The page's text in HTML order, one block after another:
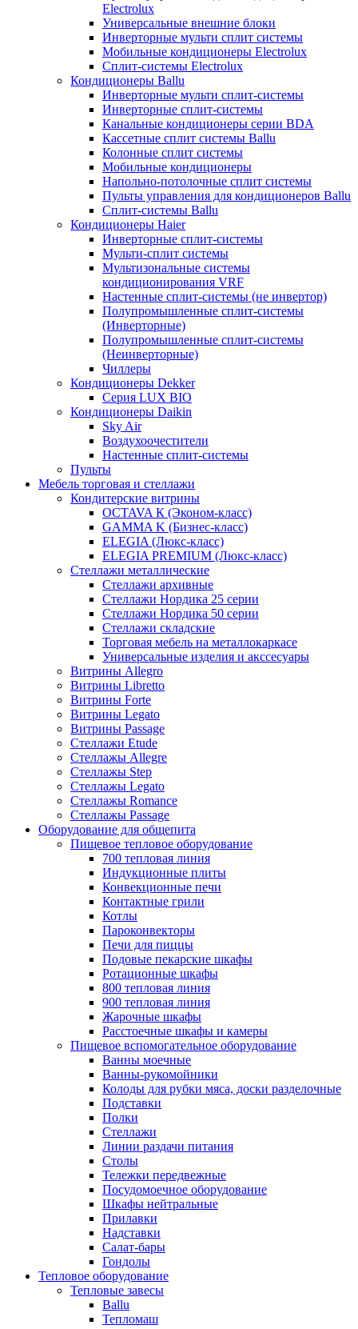
Electrolux
Универсальные внешние блоки
Инверторные мульти сплит системы
Мобильные кондиционеры Electrolux
Сплит-системы Electrolux
Кондиционеры Ballu
Инверторные мульти сплит-системы
Инверторные сплит-системы
Канальные кондиционеры серии BDA
Кассетные сплит системы Ballu
Колонные сплит системы
Мобильные кондиционеры
Напольно-потолочные сплит системы
Пульты управления для кондиционеров Ballu
Сплит-системы Ballu
Кондиционеры Haier
Инверторные сплит-системы
Мульти-сплит системы
Мультизональные системы
кондиционирования VRF
Настенные сплит-системы (не инвертор)
Полупромышленные сплит-системы
(Инверторные)
Полупромышленные сплит-системы
(Неинверторные)
Чиллеры
Кондиционеры Dekker
Серия LUX BIO
Кондиционеры Daikin
Sky Air
Воздухоочестители
Настенные сплит-системы
Пульты
Мебель торговая и стеллажи
Кондитерские витрины
OCTAVA К (Эконом-класс)
GAMMA K (Бизнес-класс)
ELEGIA (Люкс-класс)
ELEGIA PREMIUM (Люкс-класс)
Стеллажи металлические
Стеллажи архивные
Стеллажи Нордика 25 серии
Стеллажи Нордика 50 серии
Стеллажи складские
Торговая мебель на металлокаркасе
Универсальные изделия и акссесуары
Витрины Allegro
Витрины Libretto
Витрины Forte
Витрины Legato
Витрины Passage
Стеллажи Etude
Стеллажы Allegre
Стеллажы Step
Стеллажы Legato
Стеллажы Romance
Стеллажы Passage
Оборудование для общепита
Пищевое тепловое оборудование
700 тепловая линия
Индукционные плиты
Конвекционные печи
Контактные грили
Котлы
Пароконвекторы
Печи для пиццы
Подовые пекарские шкафы
Ротационные шкафы
800 тепловая линия
900 тепловая линия
Жарочные шкафы
Расстоечные шкафы и камеры
Пищевое вспомогательное оборудование
Ванны моечные
Ванны-рукомойники
Колоды для рубки мяса, доски разделочные
Подставки
Полки
Стеллажи
Линии раздачи питания
Столы
Тележки передвежные
Посудомоечное оборудование
Шкафы нейтральные
Прилавки
Надставки
Салат-бары
Гондолы
Тепловое оборудование
Тепловые завесы
Ballu
Тепломаш